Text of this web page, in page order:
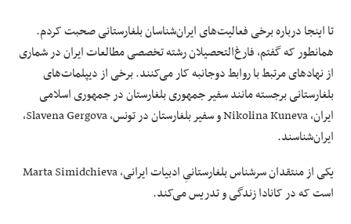
تا اینجا درباره برخی فعالیت‌های ایران‌شناسان بلغارستانی صحبت کردم.
همانطور که گفتم، فارغ‌التحصیلان رشته تخصصی مطالعات ایران در شماری
از نهادهای مرتبط با روابط دوجانبه کار می‌کنند. برخی از دیپلمات‌های
بلغارستانی برجسته مانند سفیر جمهوری بلغارستان در جمهوری اسلامی
ایران، Nikolina Kuneva و سفیر بلغارستان در تونس، Slavena Gergova،
ایران‌شناسند.
یکی از منتقدان سرشناس بلغارستانیِ ادبیات ایرانی، Marta Simidchieva
است که در کانادا زندگی و تدریس می‌کند.